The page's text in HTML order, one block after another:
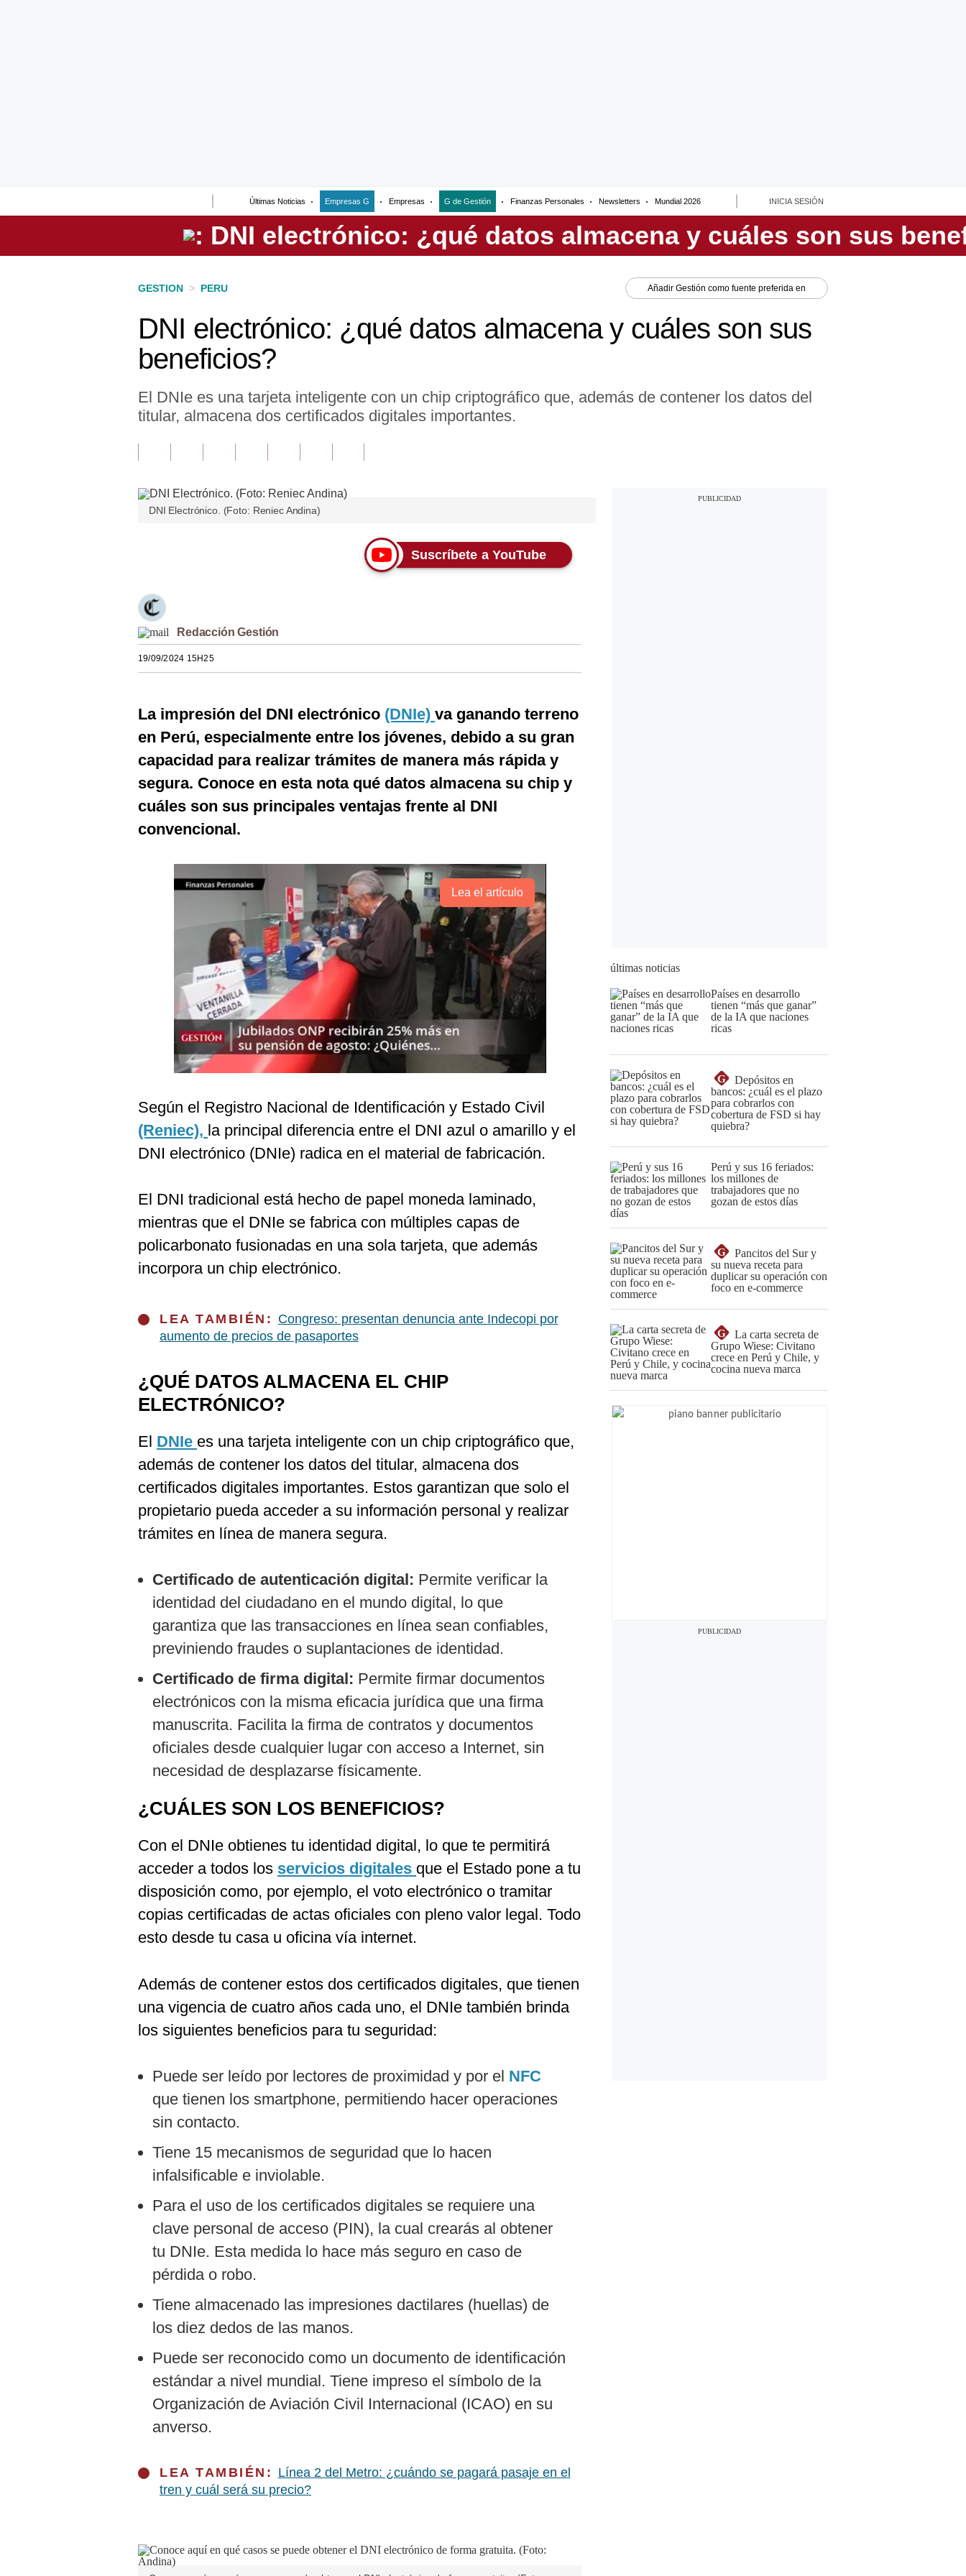
Últimas Noticias Empresas G Empresas G de Gestión Finanzas Personales Newsletters Mundial 2026 INICIA SESIÓN
Perú
GESTION > PERU Añadir Gestión como fuente preferida en
DNI electrónico: ¿qué datos almacena y cuáles son sus
beneficios?
El DNIe es una tarjeta inteligente con un chip criptográfico que, además de contener los datos del
titular, almacena dos certificados digitales importantes.
DNI Electrónico. (Foto: Reniec Andina)
Suscríbete a YouTube
Redacción Gestión
19/09/2024 15H25
La impresión del DNI electrónico (DNIe) va ganando terreno
en Perú, especialmente entre los jóvenes, debido a su gran
capacidad para realizar trámites de manera más rápida y
segura. Conoce en esta nota qué datos almacena su chip y
cuáles son sus principales ventajas frente al DNI
convencional.
Lea el artículo
Según el Registro Nacional de Identificación y Estado Civil
(Reniec), la principal diferencia entre el DNI azul o amarillo y el
DNI electrónico (DNIe) radica en el material de fabricación.
El DNI tradicional está hecho de papel moneda laminado,
mientras que el DNIe se fabrica con múltiples capas de
policarbonato fusionadas en una sola tarjeta, que además
incorpora un chip electrónico.
LEA TAMBIÉN: Congreso: presentan denuncia ante Indecopi por
aumento de precios de pasaportes
¿QUÉ DATOS ALMACENA EL CHIP
ELECTRÓNICO?
El DNIe es una tarjeta inteligente con un chip criptográfico que,
además de contener los datos del titular, almacena dos
certificados digitales importantes. Estos garantizan que solo el
propietario pueda acceder a su información personal y realizar
trámites en línea de manera segura.
Certificado de autenticación digital: Permite verificar la
identidad del ciudadano en el mundo digital, lo que
garantiza que las transacciones en línea sean confiables,
previniendo fraudes o suplantaciones de identidad.
Certificado de firma digital: Permite firmar documentos
electrónicos con la misma eficacia jurídica que una firma
manuscrita. Facilita la firma de contratos y documentos
oficiales desde cualquier lugar con acceso a Internet, sin
necesidad de desplazarse físicamente.
¿CUÁLES SON LOS BENEFICIOS?
Con el DNIe obtienes tu identidad digital, lo que te permitirá
acceder a todos los servicios digitales que el Estado pone a tu
disposición como, por ejemplo, el voto electrónico o tramitar
copias certificadas de actas oficiales con pleno valor legal. Todo
esto desde tu casa u oficina vía internet.
Además de contener estos dos certificados digitales, que tienen
una vigencia de cuatro años cada uno, el DNIe también brinda
los siguientes beneficios para tu seguridad:
Puede ser leído por lectores de proximidad y por el NFC
que tienen los smartphone, permitiendo hacer operaciones
sin contacto.
Tiene 15 mecanismos de seguridad que lo hacen
infalsificable e inviolable.
Para el uso de los certificados digitales se requiere una
clave personal de acceso (PIN), la cual crearás al obtener
tu DNIe. Esta medida lo hace más seguro en caso de
pérdida o robo.
Tiene almacenado las impresiones dactilares (huellas) de
los diez dedos de las manos.
Puede ser reconocido como un documento de identificación
estándar a nivel mundial. Tiene impreso el símbolo de la
Organización de Aviación Civil Internacional (ICAO) en su
anverso.
LEA TAMBIÉN: Línea 2 del Metro: ¿cuándo se pagará pasaje en el
tren y cuál será su precio?
últimas noticias
Países en desarrollo
tienen “más que ganar”
de la IA que naciones
ricas
G
Depósitos en
bancos: ¿cuál es el plazo
para cobrarlos con
cobertura de FSD si hay
quiebra?
Perú y sus 16 feriados:
los millones de
trabajadores que no
gozan de estos días
G
Pancitos del Sur y
su nueva receta para
duplicar su operación con
foco en e-commerce
G
La carta secreta de
Grupo Wiese: Civitano
crece en Perú y Chile, y
cocina nueva marca